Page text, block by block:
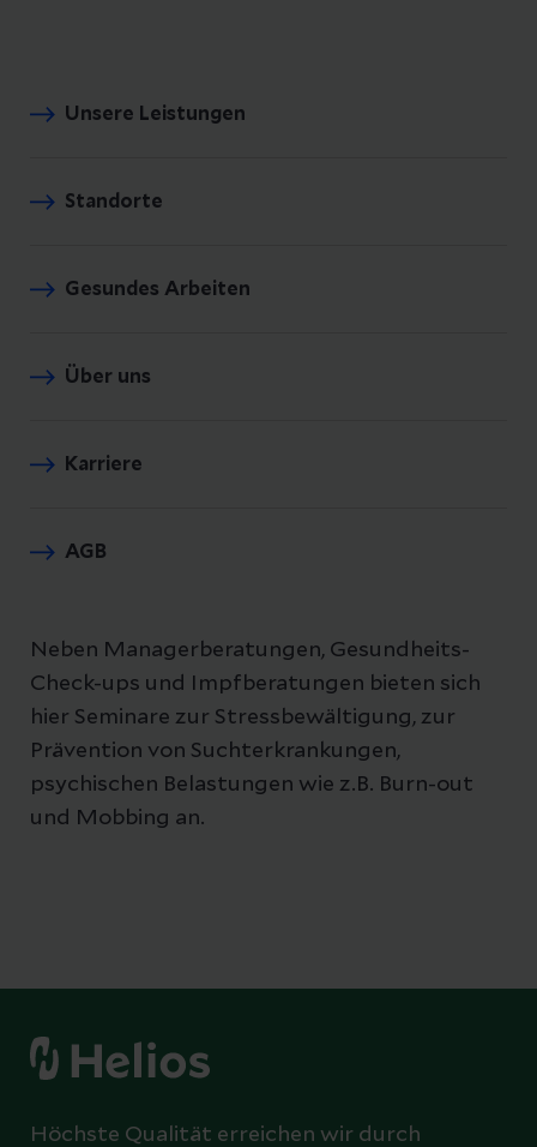
Unsere Leistungen
Standorte
Gesundes Arbeiten
Über uns
Karriere
AGB
Neben Managerberatungen, Gesundheits-
Check-ups und Impfberatungen bieten sich
hier Seminare zur Stressbewältigung, zur
Prävention von Suchterkrankungen,
psychischen Belastungen wie z.B. Burn-out
und Mobbing an.
Höchste Qualität erreichen wir durch